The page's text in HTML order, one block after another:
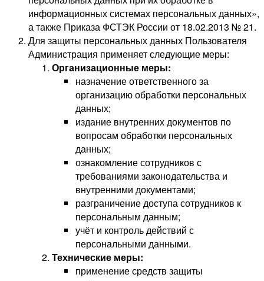
информационных системах персональных данных»,
а также Приказа ФСТЭК России от 18.02.2013 № 21.
Для защиты персональных данных Пользователя
Администрация применяет следующие меры:
Организационные меры:
назначение ответственного за
организацию обработки персональных
данных;
издание внутренних документов по
вопросам обработки персональных
данных;
ознакомление сотрудников с
требованиями законодательства и
внутренними документами;
разграничение доступа сотрудников к
персональным данным;
учёт и контроль действий с
персональными данными.
Технические меры:
применение средств защиты